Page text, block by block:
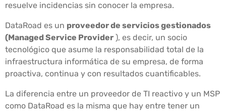
resuelve incidencias sin conocer la empresa.
DataRoad es un proveedor de servicios gestionados
(Managed Service Provider ), es decir, un socio
tecnológico que asume la responsabilidad total de la
infraestructura informática de su empresa, de forma
proactiva, continua y con resultados cuantificables.
La diferencia entre un proveedor de TI reactivo y un MSP
como DataRoad es la misma que hay entre tener un